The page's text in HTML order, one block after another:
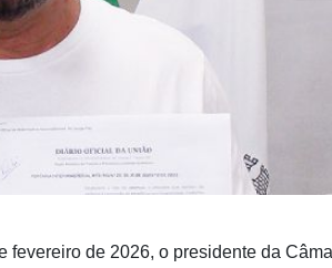
fevereiro de 2026, o presidente da